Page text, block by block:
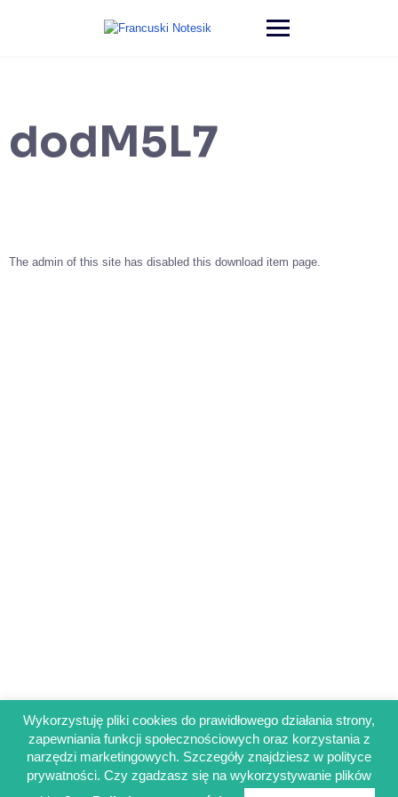
dodM5L7
The admin of this site has disabled this download item page.
Regulamin sklepu
Polityka prywatności
Obowiązek informacyjny RODO
Wykorzystuję pliki cookies do prawidłowego działania strony,
zapewniania funkcji społecznościowych oraz korzystania z
narzędzi marketingowych. Szczegóły znajdziesz w polityce
prywatności. Czy zgadzasz się na wykorzystywanie plików